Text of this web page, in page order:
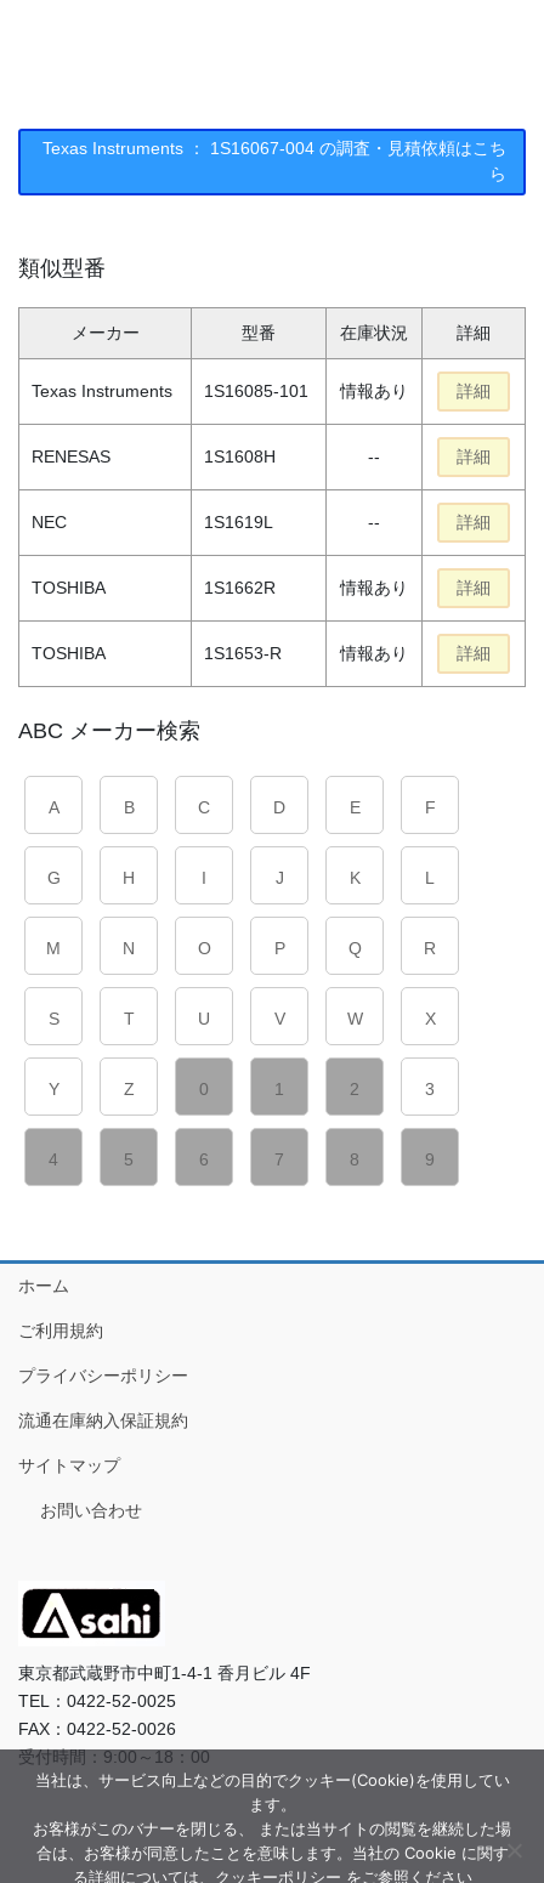
Texas Instruments ： 1S16067-004 の調査・見積依頼はこち
ら
類似型番
メーカー 型番 在庫状況 詳細
Texas Instruments 1S16085-101 情報あり 詳細
RENESAS 1S1608H -- 詳細
NEC 1S1619L -- 詳細
TOSHIBA 1S1662R 情報あり 詳細
TOSHIBA 1S1653-R 情報あり 詳細
ABC メーカー検索
A B C D E F
G H I J K L
M N O P Q R
S T U V W X
Y Z 0 1 2 3
4 5 6 7 8 9
ホーム
ご利用規約
プライバシーポリシー
流通在庫納入保証規約
サイトマップ
お問い合わせ
東京都武蔵野市中町1-4-1 香月ビル 4F
TEL：0422-52-0025
FAX：0422-52-0026
受付時間：9:00～18：00
当社は、サービス向上などの目的でクッキー(Cookie)を使用してい
ます。
お客様がこのバナーを閉じる、 または当サイトの閲覧を継続した場
合は、お客様が同意したことを意味します。当社の Cookie に関す
る詳細については、クッキーポリシー をご参照ください